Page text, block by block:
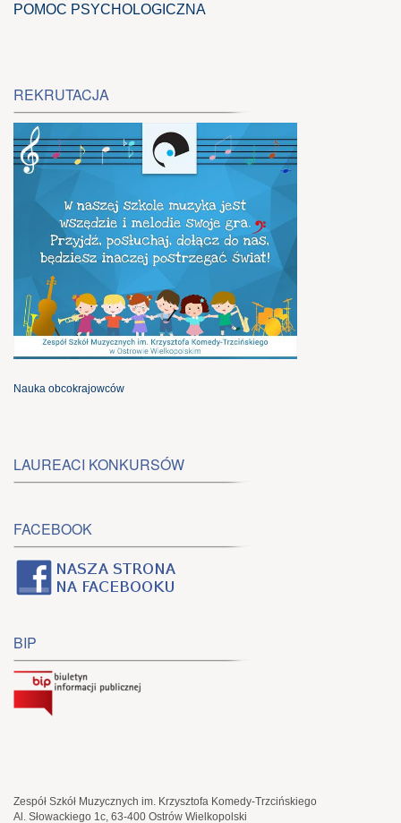
POMOC PSYCHOLOGICZNA
REKRUTACJA
Nauka obcokrajowców
LAUREACI KONKURSÓW
FACEBOOK
BIP
Zespół Szkół Muzycznych im. Krzysztofa Komedy-Trzcińskiego
Al. Słowackiego 1c, 63-400 Ostrów Wielkopolski